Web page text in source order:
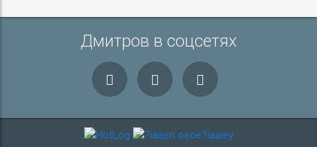
Дмитров в соцсетях